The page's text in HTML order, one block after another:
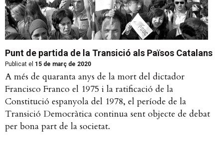
Punt de partida de la Transició als Països Catalans
Publicat el 15 de març de 2020
A més de quaranta anys de la mort del dictador
Francisco Franco el 1975 i la ratificació de la
Constitució espanyola del 1978, el període de la
Transició Democràtica continua sent objecte de debat
per bona part de la societat.